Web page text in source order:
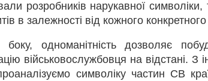
розробників нарукавної символіки,
в залежності від кожного
одноманітність дозволяє
військовослужбовця на відстані.
символіку частин СВ